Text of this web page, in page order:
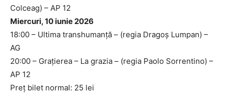
Colceag) – AP 12
Miercuri, 10 iunie 2026
18:00 – Ultima transhumanță – (regia Dragoș Lumpan) –
AG
20:00 – Grațierea – La grazia – (regia Paolo Sorrentino) –
AP 12
Preț bilet normal: 25 lei